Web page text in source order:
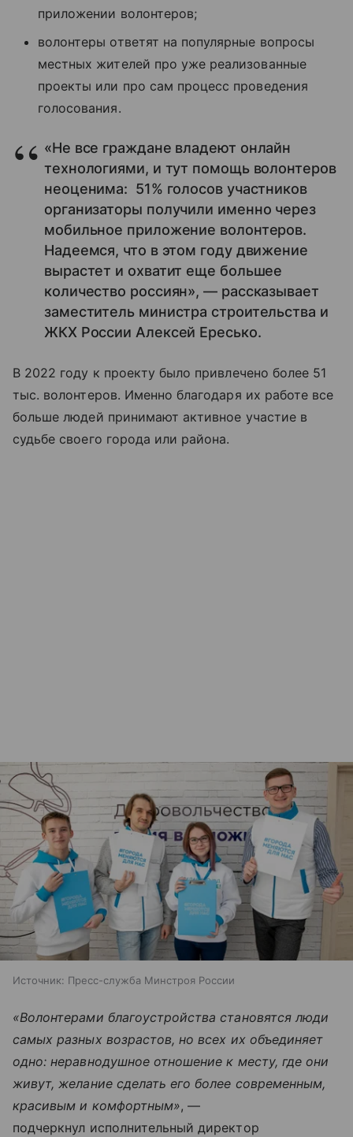
приложении волонтеров;
волонтеры ответят на популярные вопросы
местных жителей про уже реализованные
проекты или про сам процесс проведения
голосования.
«Не все граждане владеют онлайн
технологиями, и тут помощь волонтеров
неоценима: 51% голосов участников
организаторы получили именно через
мобильное приложение волонтеров.
Надеемся, что в этом году движение
вырастет и охватит еще большее
количество россиян», — рассказывает
заместитель министра строительства и
ЖКХ России Алексей Ересько.
В 2022 году к проекту было привлечено более 51
тыс. волонтеров. Именно благодаря их работе все
больше людей принимают активное участие в
судьбе своего города или района.
Источник: Пресс-служба Минстроя России
«Волонтерами благоустройства становятся люди
самых разных возрастов, но всех их объединяет
одно: неравнодушное отношение к месту, где они
живут, желание сделать его более современным,
красивым и комфортным», —
подчеркнул исполнительный директор